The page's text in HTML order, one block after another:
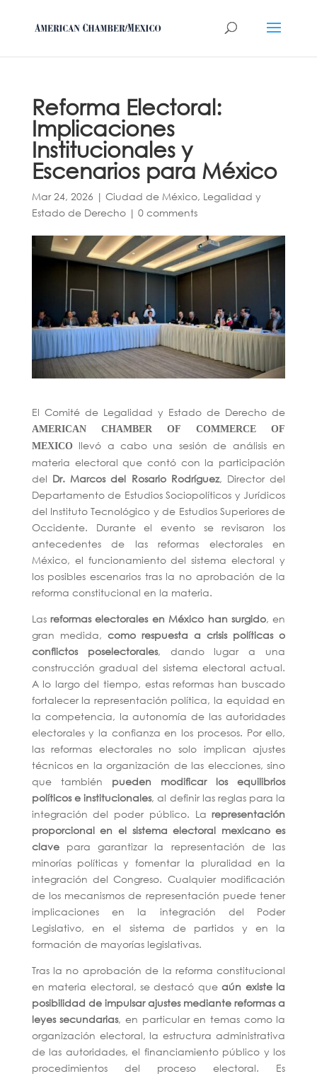
Reforma Electoral:
Implicaciones
Institucionales y
Escenarios para México
Mar 24, 2026 | Ciudad de México, Legalidad y
Estado de Derecho| 0 comments
El Comité de Legalidad y Estado de Derecho de
AMERICAN CHAMBER OF COMMERCE OF
MEXICOllevó a cabo una sesión de análisis en
materia electoral que contó con la participación
del Dr. Marcos del Rosario Rodríguez, Director del
Departamento de Estudios Sociopolíticos y Jurídicos
del Instituto Tecnológico y de Estudios Superiores de
Occidente. Durante el evento se revisaron los
antecedentes de las reformas electorales en
México, el funcionamiento del sistema electoral y
los posibles escenarios tras la no aprobación de la
reforma constitucional en la materia.
Lasreformas electorales en México han surgido, en
gran medida, como respuesta a crisis políticas o
conflictos poselectorales, dando lugar a una
construcción gradual del sistema electoral actual.
A lo largo del tiempo, estas reformas han buscado
fortalecer la representación política, la equidad en
la competencia, la autonomía de las autoridades
electorales y la confianza en los procesos. Por ello,
las reformas electorales no solo implican ajustes
técnicos en la organización de las elecciones, sino
que también pueden modificar los equilibrios
políticos e institucionales, al definir las reglas para la
integración del poder público. Larepresentación
proporcional en el sistema electoral mexicano es
clavepara garantizar la representación de las
minorías políticas y fomentar la pluralidad en la
integración del Congreso. Cualquier modificación
de los mecanismos de representación puede tener
implicaciones en la integración del Poder
Legislativo, en el sistema de partidos y en la
formación de mayorías legislativas.
Tras la no aprobación de la reforma constitucional
en materia electoral, se destacó queaún existe la
posibilidad de impulsar ajustes mediante reformas a
leyes secundarias, en particular en temas como la
organización electoral, la estructura administrativa
de las autoridades, el financiamiento público y los
procedimientos del proceso electoral. Es